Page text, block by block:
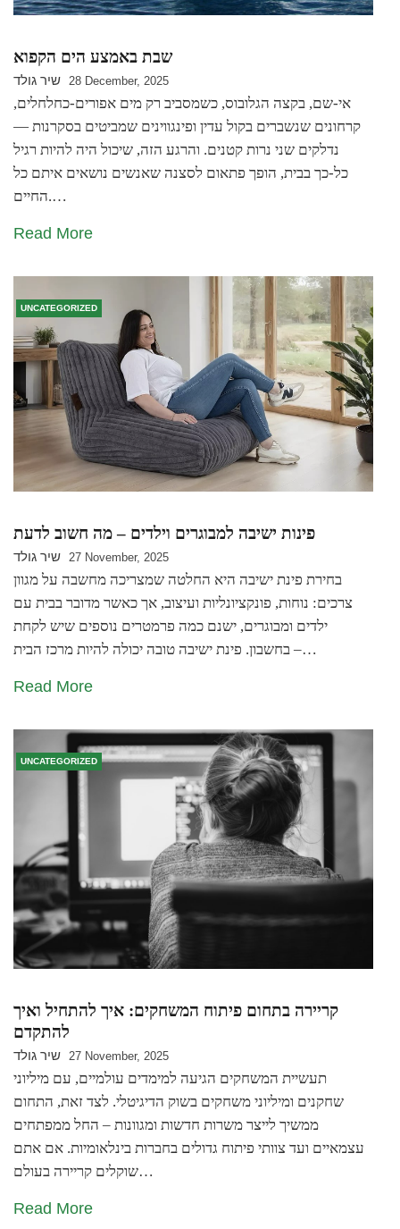
שבת באמצע הים הקפוא
שיר גולד 28 December, 2025
אי-שם, בקצה הגלובוס, כשמסביב רק מים אפורים-כחלחלים,
קרחונים שנשברים בקול עדין ופינגווינים שמביטים בסקרנות —
נדלקים שני נרות קטנים. והרגע הזה, שיכול היה להיות רגיל
כל-כך בבית, הופך פתאום לסצנה שאנשים נושאים איתם כל
החיים.…
Read More
UNCATEGORIZED
פינות ישיבה למבוגרים וילדים – מה חשוב לדעת
שיר גולד 27 November, 2025
בחירת פינת ישיבה היא החלטה שמצריכה מחשבה על מגוון
צרכים: נוחות, פונקציונליות ועיצוב, אך כאשר מדובר בבית עם
ילדים ומבוגרים, ישנם כמה פרמטרים נוספים שיש לקחת
בחשבון. פינת ישיבה טובה יכולה להיות מרכז הבית –…
Read More
UNCATEGORIZED
קריירה בתחום פיתוח המשחקים: איך להתחיל ואיך
להתקדם
שיר גולד 27 November, 2025
תעשיית המשחקים הגיעה למימדים עולמיים, עם מיליוני
שחקנים ומיליוני משחקים בשוק הדיגיטלי. לצד זאת, התחום
ממשיך לייצר משרות חדשות ומגוונות – החל ממפתחים
עצמאיים ועד צוותי פיתוח גדולים בחברות בינלאומיות. אם אתם
שוקלים קריירה בעולם…
Read More